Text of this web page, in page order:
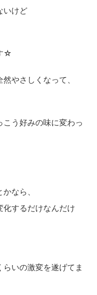
いけど
☆
やさしくなって、
う好みの味に変わっ
なら、
化するだけなんだけ
いの激変を遂げてま